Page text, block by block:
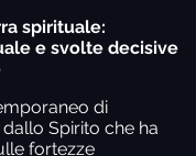
spirituale:
e svolte decisive
di
Spirito che ha
fortezze